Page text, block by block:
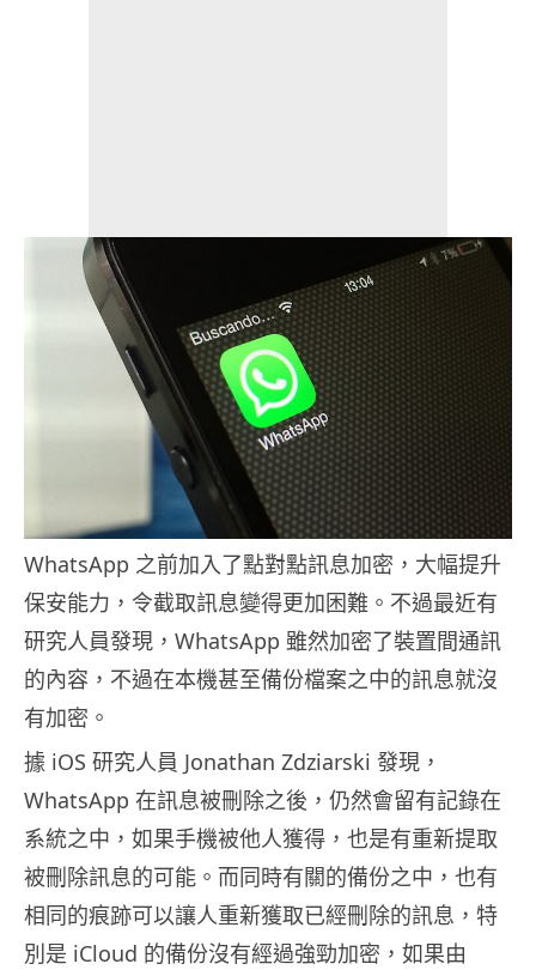
WhatsApp 之前加入了點對點訊息加密，大幅提升
保安能力，令截取訊息變得更加困難。不過最近有
研究人員發現，WhatsApp 雖然加密了裝置間通訊
的內容，不過在本機甚至備份檔案之中的訊息就沒
有加密。
據 iOS 研究人員 Jonathan Zdziarski 發現，
WhatsApp 在訊息被刪除之後，仍然會留有記錄在
系統之中，如果手機被他人獲得，也是有重新提取
被刪除訊息的可能。而同時有關的備份之中，也有
相同的痕跡可以讓人重新獲取已經刪除的訊息，特
別是 iCloud 的備份沒有經過強勁加密，如果由